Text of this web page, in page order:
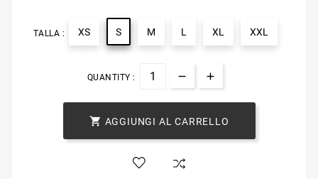
TALLA : XS S M L XL XXL
QUANTITY :
 AGGIUNGI AL CARRELLO